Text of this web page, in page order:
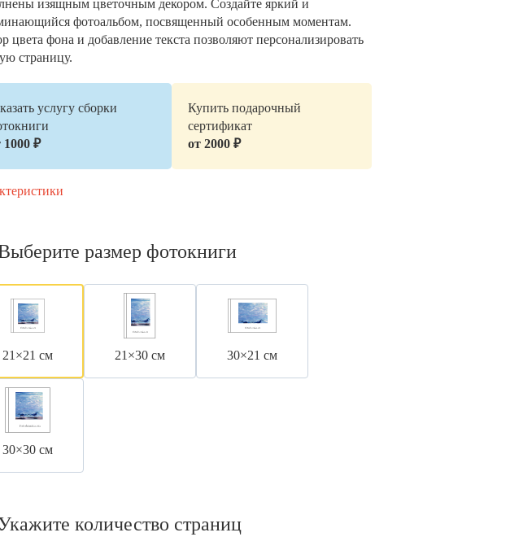
изящным цветочным декором. Создайте яркий и
фотоальбом, посвященный особенным моментам.
цвета фона и добавление текста позволяют персонализировать
страницу.
услугу сборки
1000 ₽
Купить подарочный
сертификат
от 2000 ₽
размер фотокниги
21×21 см 21×30 см 30×21 см
30×30 см
количество страниц